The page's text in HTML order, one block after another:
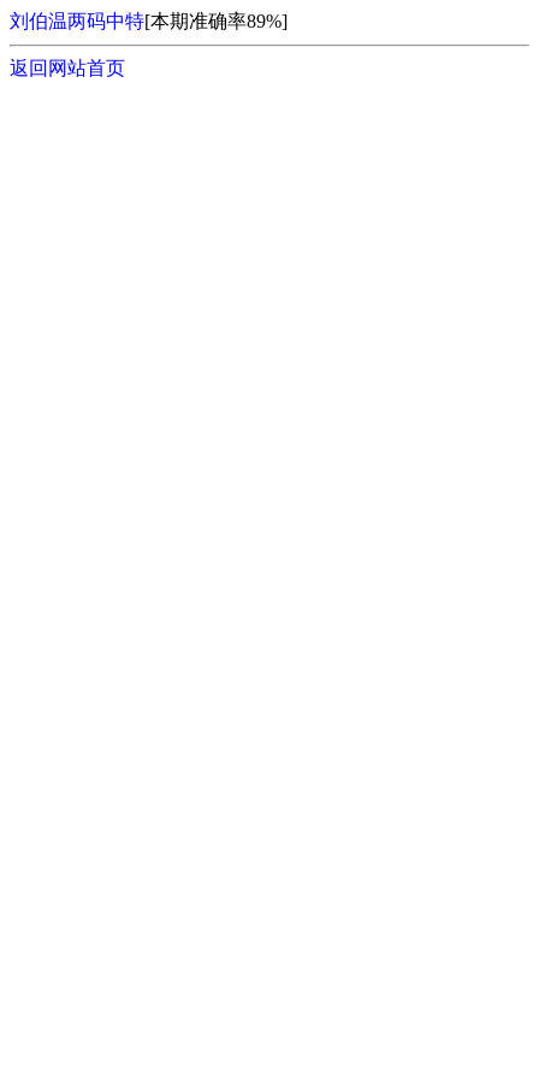
刘伯温两码中特[本期准确率89%]
返回网站首页